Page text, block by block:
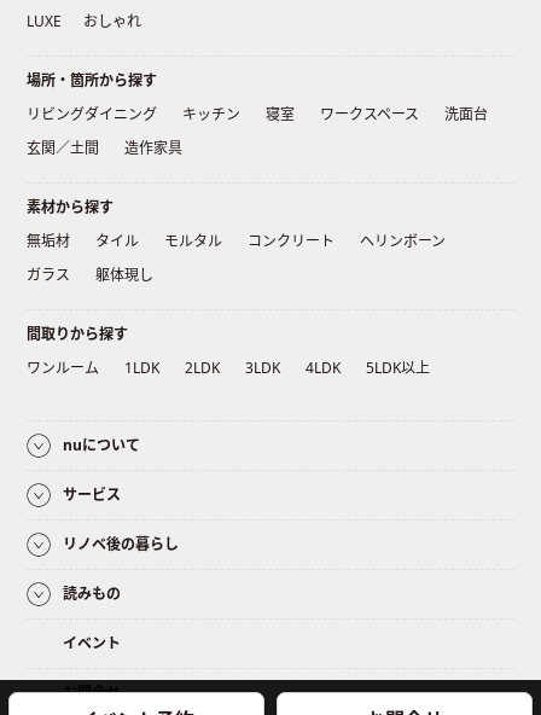
LUXE
おしゃれ
場所・箇所から探す
リビングダイニング
キッチン 寝室 ワークスペース
洗面台
玄関／土間
造作家具
素材から探す
無垢材
タイル モルタル コンクリート
ヘリンボーン
ガラス
躯体現し
間取りから探す
ワンルーム
1LDK 2LDK 3LDK 4LDK 5LDK以上
nuについて
サービス
リノベ後の暮らし
読みもの
イベント
お問合せ